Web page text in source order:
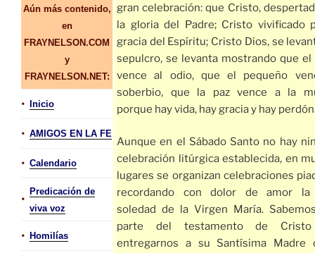
Aún más contenido,
en
FRAYNELSON.COM
y
FRAYNELSON.NET:
• Inicio
• AMIGOS EN LA FE
• Calendario
•
Predicación de
viva voz
• Homilías
gran celebración: que Cristo,
la gloria del Padre; Cristo vivificado
gracia del Espíritu; Cristo Dios, se
sepulcro, se levanta mostrando que el
vence al odio, que el pequeño
soberbio, que la paz vence a la
porque hay vida, hay gracia y hay
Aunque en el Sábado Santo no hay
celebración litúrgica establecida, en
lugares se organizan celebraciones
recordando con dolor de amor la
soledad de la Virgen María.
parte del testamento de
entregarnos a su Santísima Madre